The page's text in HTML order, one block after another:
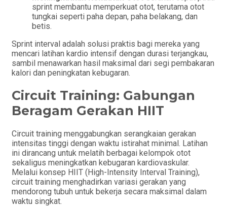
sprint membantu memperkuat otot, terutama otot
tungkai seperti paha depan, paha belakang, dan
betis.
Sprint interval adalah solusi praktis bagi mereka yang
mencari latihan kardio intensif dengan durasi terjangkau,
sambil menawarkan hasil maksimal dari segi pembakaran
kalori dan peningkatan kebugaran.
Circuit Training: Gabungan
Beragam Gerakan HIIT
Circuit training menggabungkan serangkaian gerakan
intensitas tinggi dengan waktu istirahat minimal. Latihan
ini dirancang untuk melatih berbagai kelompok otot
sekaligus meningkatkan kebugaran kardiovaskular.
Melalui konsep HIIT (High-Intensity Interval Training),
circuit training menghadirkan variasi gerakan yang
mendorong tubuh untuk bekerja secara maksimal dalam
waktu singkat.